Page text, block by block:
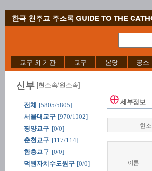
한국 천주교 주소록 GUIDE TO THE
교구 외 기관 교구 본당 공소
신부 [현소속/원소속]
전체
[5805/5805]
서울대교구 [970/1002]
평양교구 [0/0]
춘천교구 [117/114]
함흥교구 [0/0]
덕원자치수도원구 [0/0]
세부정보
현
이름